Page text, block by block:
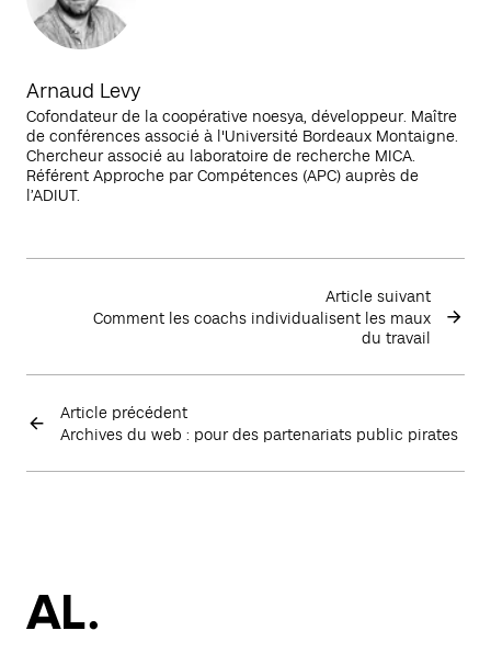
Arnaud Levy
Cofondateur de la coopérative noesya, développeur. Maître
de conférences associé à l'Université Bordeaux Montaigne.
Chercheur associé au laboratoire de recherche MICA.
Référent Approche par Compétences (APC) auprès de
l’ADIUT.
Article précédent
Archives du web : pour des partenariats public pirates
Article suivant
Comment les coachs individualisent les maux
du travail